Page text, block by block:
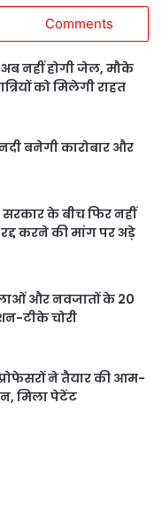
Comments
अब नहीं होगी जेल, मौके
को मिलेगी राहत
बनेगी कारोबार और
के बीच फिर नहीं
रद्द करने की मांग पर अड़े
और नवजातों के 20
टीके चोरी
ने तैयार की आम-
मिला पेटेंट